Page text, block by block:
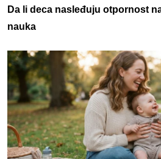
Da li deca nasleđuju otpornost
nauka